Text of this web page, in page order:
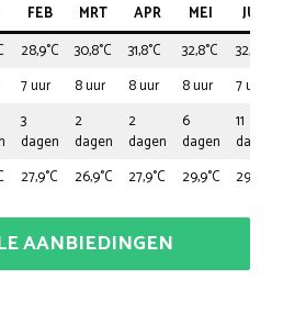
FEB MRT APR MEI
JUN
28,9°C 30,8°C 31,8°C 32,8°C
32,8°C
7 uur 8 uur 8 uur 8 uur
7 uur
3
dagen
2
dagen
2
dagen
6
dagen
11
dagen
27,9°C 26,9°C 27,9°C 29,9°C 29,9°C
AANBIEDINGEN